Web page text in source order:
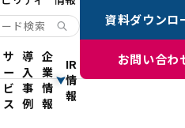
サ
ー
ビ
ス
導
入
事
例
企
業
情
報
IR
情
報
資料ダウンロ
お問い合わ